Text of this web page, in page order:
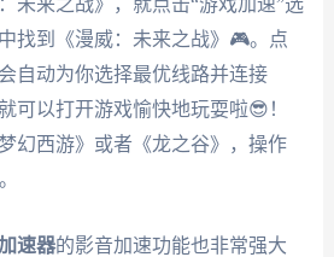
未来之战》，就点击“游戏加速”选
找到《漫威：未来之战》🎮。点
自动为你选择最优线路并连接
可以打开游戏愉快地玩耍啦😎！
幻西游》或者《龙之谷》，操作
速器的影音加速功能也非常强大